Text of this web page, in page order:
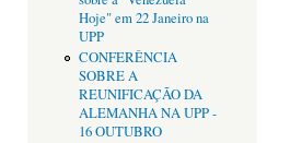
Hoje" em 22 Janeiro na
UPP
CONFERÊNCIA
SOBRE A
REUNIFICAÇÃO DA
ALEMANHA NA UPP -
16 OUTUBRO